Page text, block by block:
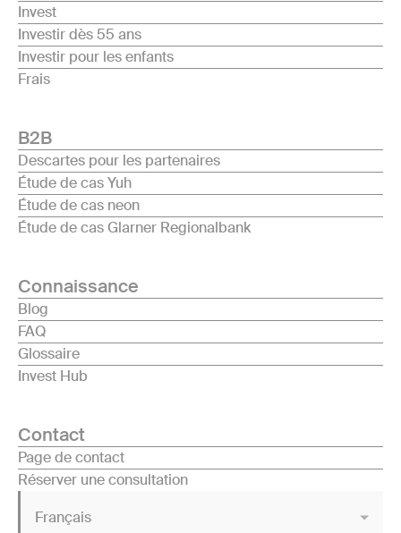
Invest
Investir dès 55 ans
Investir pour les enfants
Frais
B2B
Descartes pour les partenaires
Étude de cas Yuh
Étude de cas neon
Étude de cas Glarner Regionalbank
Connaissance
Blog
FAQ
Glossaire
Invest Hub
Contact
Page de contact
Réserver une consultation
Français